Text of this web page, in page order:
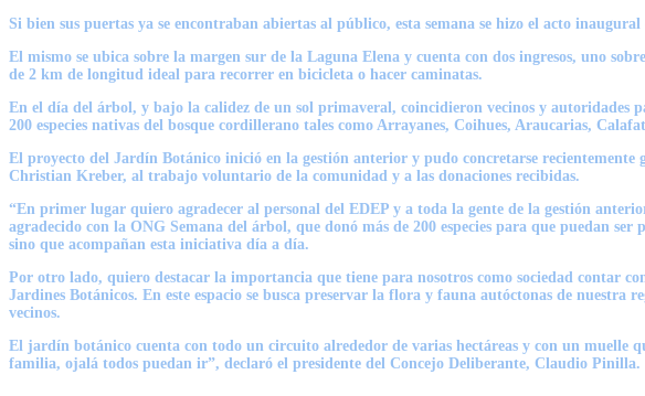
Si bien sus puertas ya se encontraban abiertas al público, esta semana se hizo el acto
El mismo se ubica sobre la margen sur de la Laguna Elena y cuenta con dos ingresos, uno
de 2 km de longitud ideal para recorrer en bicicleta o hacer caminatas.
En el día del árbol, y bajo la calidez de un sol primaveral, coincidieron vecinos y autoridades
200 especies nativas del bosque cordillerano tales como Arrayanes, Coihues, Araucarias,
El proyecto del Jardín Botánico inició en la gestión anterior y pudo concretarse
Christian Kreber, al trabajo voluntario de la comunidad y a las donaciones recibidas.
“En primer lugar quiero agradecer al personal del EDEP y a toda la gente de la gestión
agradecido con la ONG Semana del árbol, que donó más de 200 especies para que puedan
sino que acompañan esta iniciativa día a día.
Por otro lado, quiero destacar la importancia que tiene para nosotros como sociedad contar
Jardines Botánicos. En este espacio se busca preservar la flora y fauna autóctonas de nuestra
vecinos.
El jardín botánico cuenta con todo un circuito alrededor de varias hectáreas y con un muelle
familia, ojalá todos puedan ir”, declaró el presidente del Concejo Deliberante, Claudio Pinilla.